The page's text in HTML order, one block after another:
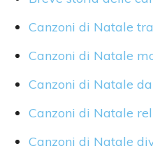
Canzoni di Natale
Canzoni di Natale
Canzoni di Natale
Canzoni di Natale
Canzoni di Natale